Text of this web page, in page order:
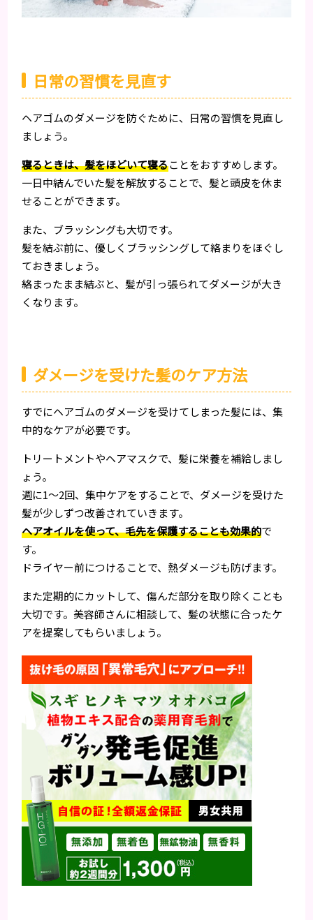
日常の習慣を見直す
ヘアゴムのダメージを防ぐために、日常の習慣を見直し
ましょう。
寝るときは、髪をほどいて寝ることをおすすめします。
一日中結んでいた髪を解放することで、髪と頭皮を休ま
せることができます。
また、ブラッシングも大切です。
髪を結ぶ前に、優しくブラッシングして絡まりをほぐし
ておきましょう。
絡まったまま結ぶと、髪が引っ張られてダメージが大き
くなります。
ダメージを受けた髪のケア方法
すでにヘアゴムのダメージを受けてしまった髪には、集
中的なケアが必要です。
トリートメントやヘアマスクで、髪に栄養を補給しまし
ょう。
週に1〜2回、集中ケアをすることで、ダメージを受けた
髪が少しずつ改善されていきます。
ヘアオイルを使って、毛先を保護することも効果的で
す。
ドライヤー前につけることで、熱ダメージも防げます。
また定期的にカットして、傷んだ部分を取り除くことも
大切です。美容師さんに相談して、髪の状態に合ったケ
アを提案してもらいましょう。